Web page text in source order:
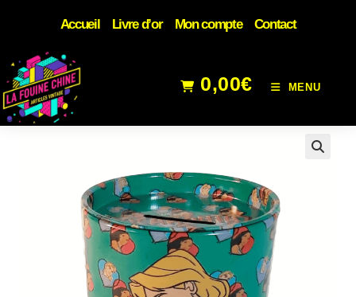
Accueil Livre d’or Mon compte Contact
0,00€ MENU